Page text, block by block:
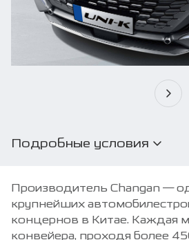
Подробные условия
могут отличаться по виду от
и внешний вид автомобиля могут
от представленного изображения.
Производитель Changan —
крупнейших
концернов в Китае. Каждая
конвейера, проходя более